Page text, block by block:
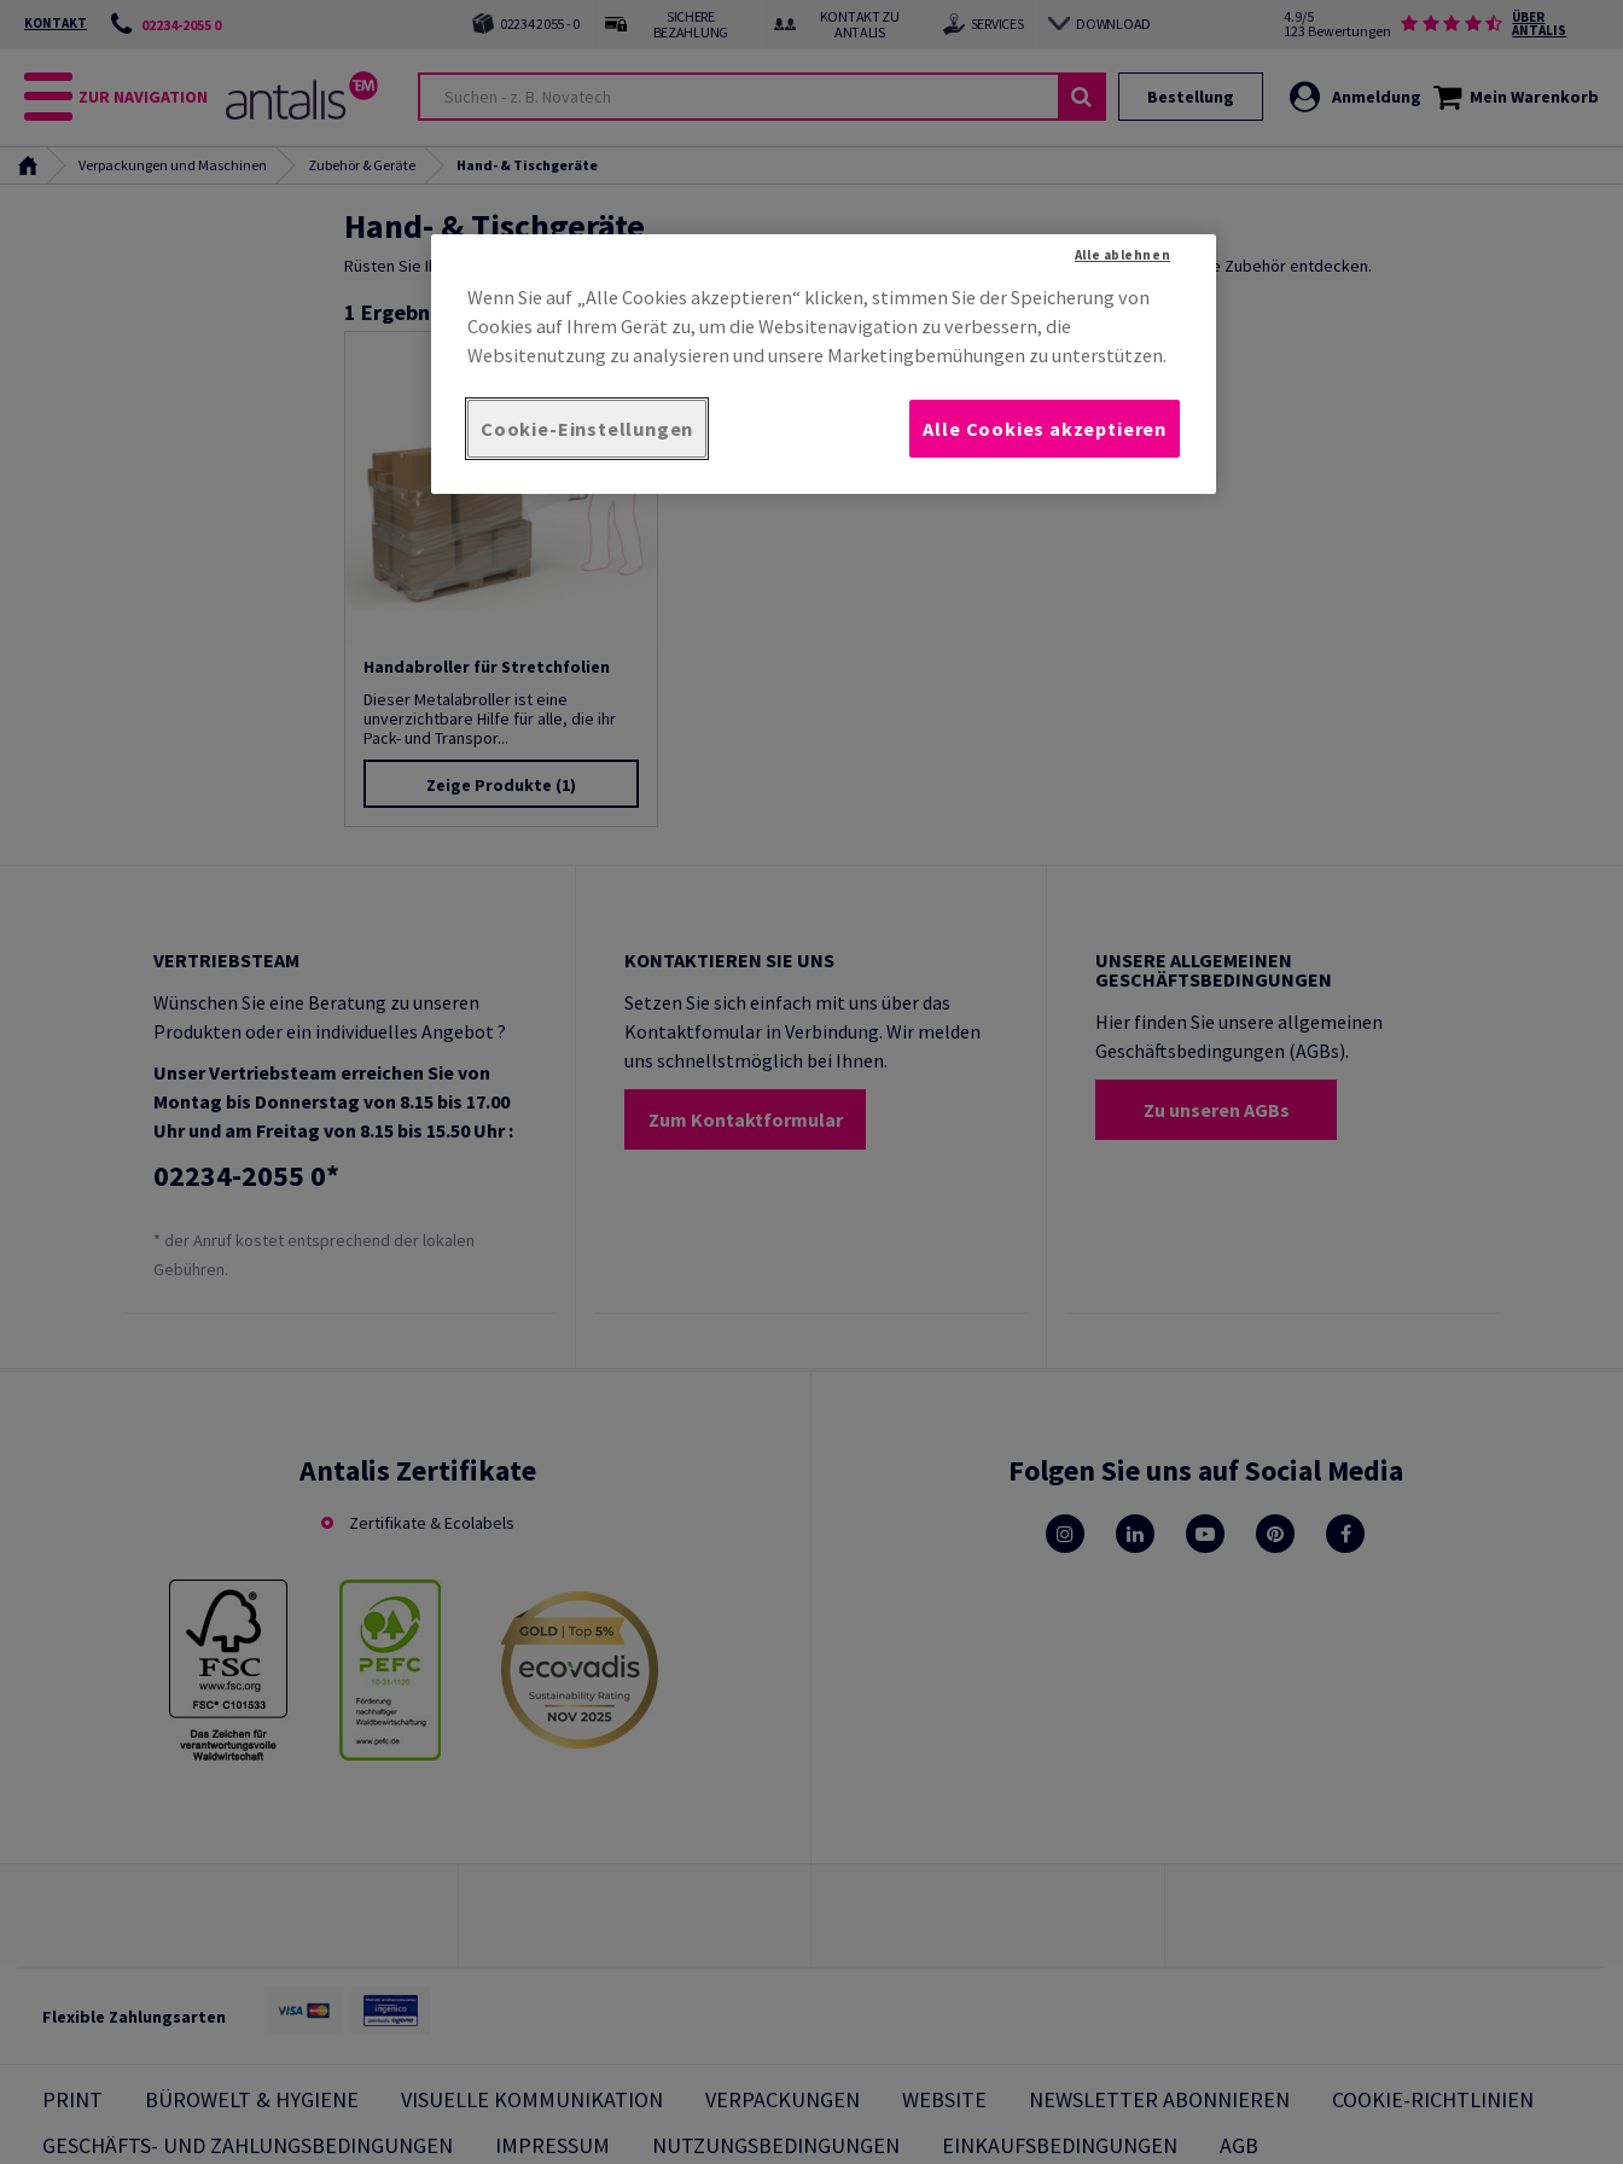
KONTAKT 02234-2055 0 02234 2055 - 0
SICHERE
BEZAHLUNG
KONTAKT ZU
ANTALIS
SERVICES DOWNLOAD
4.9/5
123 Bewertungen
ÜBER
ANTALIS
ZUR NAVIGATION Bestellung Anmeldung Mein Warenkorb
Verpackungen und Maschinen Zubehör & Geräte Hand- & Tischgeräte
Hand- & Tischgeräte
Rüsten Sie Ihre Packtische aus und machen Sie Ihre Gerätetische noch praktischer, indem Sie das von Antalis angebotene Zubehör entdecken.
1 Ergebnisse
Handabroller für Stretchfolien
Dieser Metalabroller ist eine
unverzichtbare Hilfe für alle, die ihr
Pack- und Transpor...
Zeige Produkte (1)
VERTRIEBSTEAM
Wünschen Sie eine Beratung zu unseren
Produkten oder ein individuelles Angebot ?
Unser Vertriebsteam erreichen Sie von
Montag bis Donnerstag von 8.15 bis 17.00
Uhr und am Freitag von 8.15 bis 15.50 Uhr :
02234-2055 0*
* der Anruf kostet entsprechend der lokalen
Gebühren.
KONTAKTIEREN SIE UNS
Setzen Sie sich einfach mit uns über das
Kontaktfomular in Verbindung. Wir melden
uns schnellstmöglich bei Ihnen.
Zum Kontaktformular
UNSERE ALLGEMEINEN
GESCHÄFTSBEDINGUNGEN
Hier finden Sie unsere allgemeinen
Geschäftsbedingungen (AGBs).
Zu unseren AGBs
Antalis Zertifikate
Zertifikate & Ecolabels
Folgen Sie uns auf Social Media
Flexible Zahlungsarten
PRINT BÜROWELT & HYGIENE VISUELLE KOMMUNIKATION VERPACKUNGEN WEBSITE NEWSLETTER ABONNIEREN
COOKIE-RICHTLINIEN
GESCHÄFTS- UND ZAHLUNGSBEDINGUNGEN
IMPRESSUM NUTZUNGSBEDINGUNGEN EINKAUFSBEDINGUNGEN AGB
Wenn Sie auf „Alle Cookies akzeptieren“ klicken, stimmen Sie der Speicherung von
Cookies auf Ihrem Gerät zu, um die Websitenavigation zu verbessern, die
Websitenutzung zu analysieren und unsere Marketingbemühungen zu unterstützen.
Cookie-Einstellungen
Alle ablehnen
Alle Cookies akzeptieren